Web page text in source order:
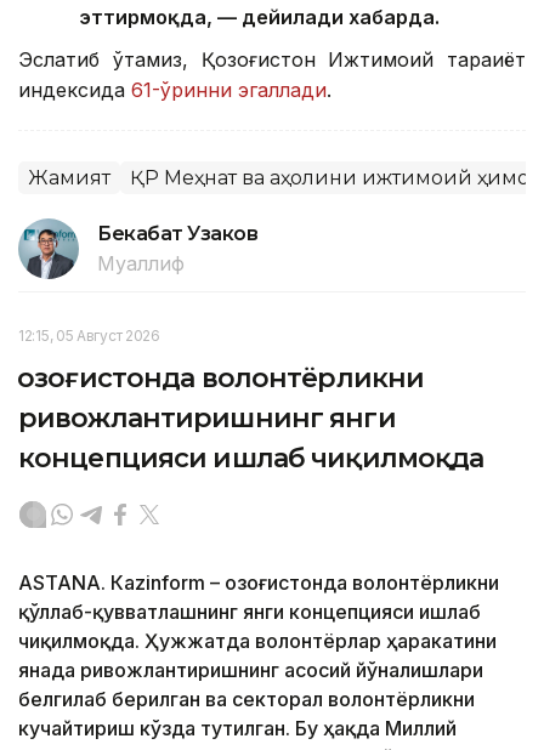
эттирмоқда, — дейилади хабарда.
Эслатиб ўтамиз, Қозоғистон Ижтимоий тараққиёт
индексида 61-ўринни эгаллади.
Жамият ҚР Меҳнат ва аҳолини ижтимоий ҳимоя
Бекабат Узаков
Муаллиф
12:15, 05 Август 2026
Қозоғистонда волонтёрликни
ривожлантиришнинг янги
концепцияси ишлаб чиқилмоқда
ASTANА. Кazinform – Қозоғистонда волонтёрликни
қўллаб-қувватлашнинг янги концепцияси ишлаб
чиқилмоқда. Ҳужжатда волонтёрлар ҳаракатини
янада ривожлантиришнинг асосий йўналишлари
белгилаб берилган ва секторал волонтёрликни
кучайтириш кўзда тутилган. Бу ҳақда Миллий